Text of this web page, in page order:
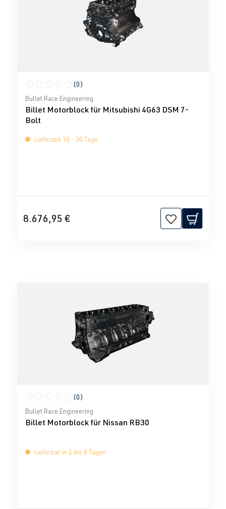
Durchschnittliche Bewertung von 0 von 5 Sternen
(0)
Bullet Race Engineering
Billet Motorblock für Mitsubishi 4G63 DSM 7-
Bolt
Lieferzeit 10 - 30 Tage
8.676,95 €
Durchschnittliche Bewertung von 0 von 5 Sternen
(0)
Bullet Race Engineering
Billet Motorblock für Nissan RB30
Lieferbar in 5 bis 8 Tagen